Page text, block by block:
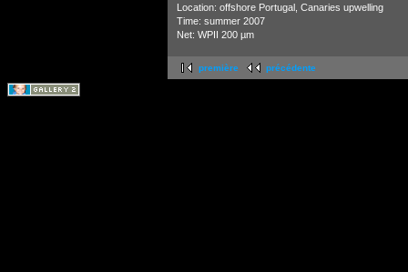
Location: offshore Portugal, Canaries upwelling
Time: summer 2007
Net: WPII 200 µm
première précédente